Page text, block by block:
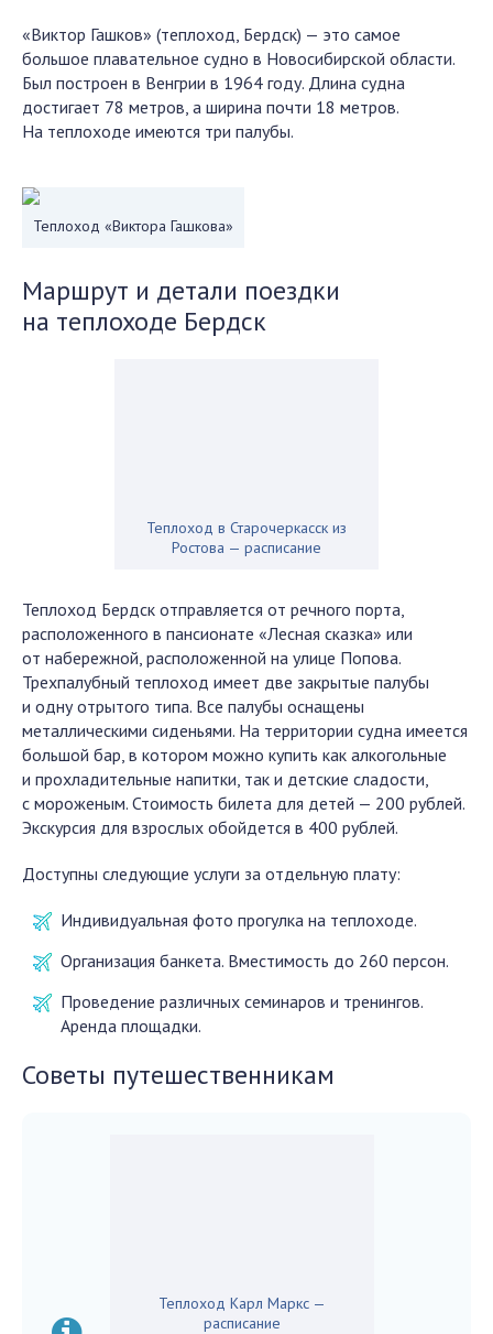
«Виктор Гашков» (теплоход, Бердск) — это самое
большое плавательное судно в Новосибирской области.
Был построен в Венгрии в 1964 году. Длина судна
достигает 78 метров, а ширина почти 18 метров.
На теплоходе имеются три палубы.
Теплоход «Виктора Гашкова»
Маршрут и детали поездки
на теплоходе Бердск
Теплоход в Старочеркасск из
Ростова — расписание
Теплоход Бердск отправляется от речного порта,
расположенного в пансионате «Лесная сказка» или
от набережной, расположенной на улице Попова.
Трехпалубный теплоход имеет две закрытые палубы
и одну отрытого типа. Все палубы оснащены
металлическими сиденьями. На территории судна имеется
большой бар, в котором можно купить как алкогольные
и прохладительные напитки, так и детские сладости,
с мороженым. Стоимость билета для детей — 200 рублей.
Экскурсия для взрослых обойдется в 400 рублей.
Доступны следующие услуги за отдельную плату:
Индивидуальная фото прогулка на теплоходе.
Организация банкета. Вместимость до 260 персон.
Проведение различных семинаров и тренингов.
Аренда площадки.
Советы путешественникам
Теплоход Карл Маркс —
расписание